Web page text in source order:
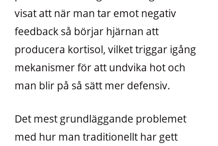
visat att när man tar emot negativ
feedback så börjar hjärnan att
producera kortisol, vilket triggar igång
mekanismer för att undvika hot och
man blir på så sätt mer defensiv.
Det mest grundläggande problemet
med hur man traditionellt har gett